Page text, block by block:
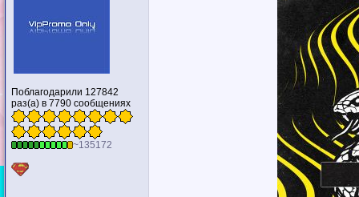
Поблагодарили 127842
раз(а) в 7790 сообщениях
~135172